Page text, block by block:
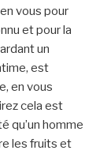
vous pour
et pour la
un
est
en vous
cela est
qu’un homme
les fruits et